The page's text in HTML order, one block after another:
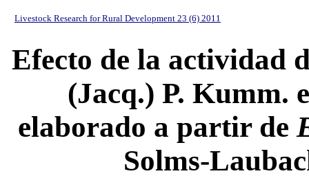
Livestock Research for Rural Development 23 (6) 2011
Efecto de la actividad
(Jacq.) P. Kumm.
elaborado a partir de
Solms-